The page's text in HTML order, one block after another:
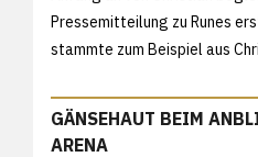
Pressemitteilung zu Runes
stammte zum Beispiel aus
GÄNSEHAUT BEIM
ARENA